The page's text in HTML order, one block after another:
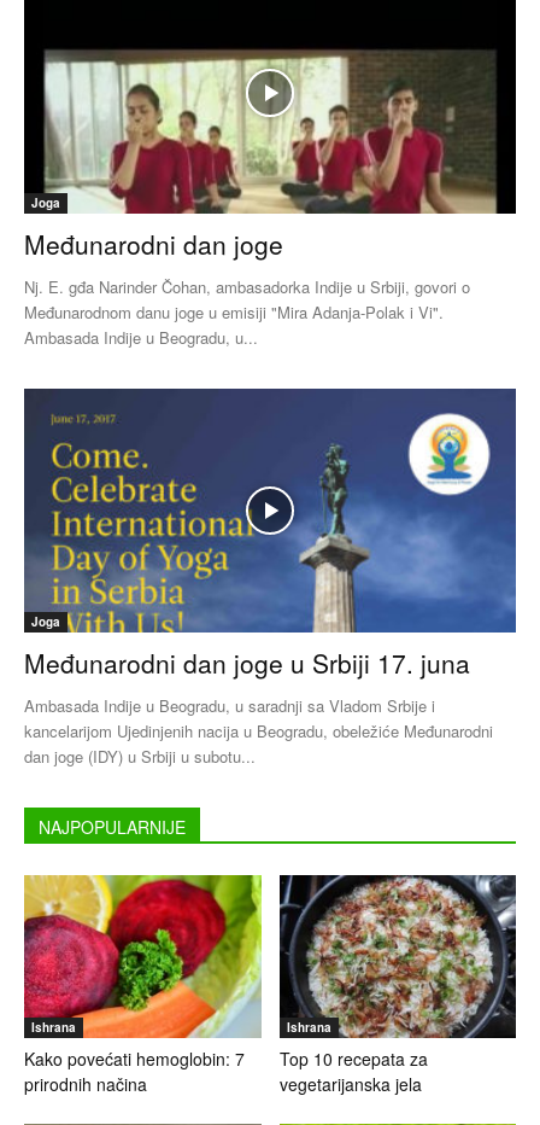
Joga
Međunarodni dan joge
Nj. E. gđa Narinder Čohan, ambasadorka Indije u Srbiji, govori o
Međunarodnom danu joge u emisiji "Mira Adanja-Polak i Vi".
Ambasada Indije u Beogradu, u...
Joga
Međunarodni dan joge u Srbiji 17. juna
Ambasada Indije u Beogradu, u saradnji sa Vladom Srbije i
kancelarijom Ujedinjenih nacija u Beogradu, obeležiće Međunarodni
dan joge (IDY) u Srbiji u subotu...
NAJPOPULARNIJE
Ishrana
Kako povećati hemoglobin: 7
prirodnih načina
Ishrana
Top 10 recepata za
vegetarijanska jela